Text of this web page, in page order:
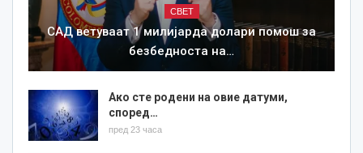
СВЕТ
САД ветуваат 1 милијарда долари помош за
безбедноста на…
Ако сте родени на овие датуми,
според…
пред 23 часа